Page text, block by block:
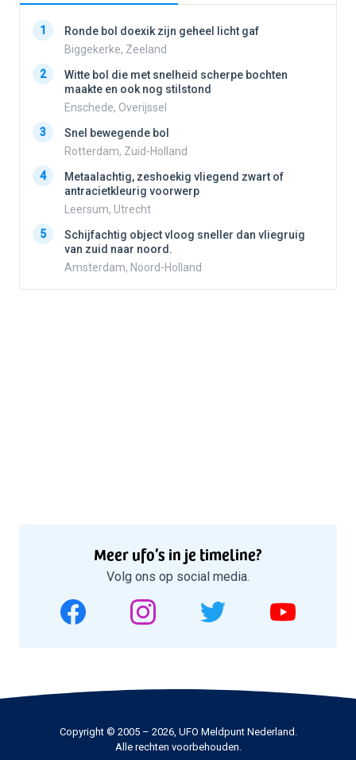
1
Ronde bol doexik zijn geheel licht gaf
Biggekerke, Zeeland
2
Witte bol die met snelheid scherpe bochten
maakte en ook nog stilstond
Enschede, Overijssel
3
Snel bewegende bol
Rotterdam, Zuid-Holland
4
Metaalachtig, zeshoekig vliegend zwart of
antracietkleurig voorwerp
Leersum, Utrecht
5
Schijfachtig object vloog sneller dan vliegruig
van zuid naar noord.
Amsterdam, Noord-Holland
Meer ufo’s in je timeline?
Volg ons op social media.
Copyright © 2005 – 2026, UFO Meldpunt Nederland.
Alle rechten voorbehouden.